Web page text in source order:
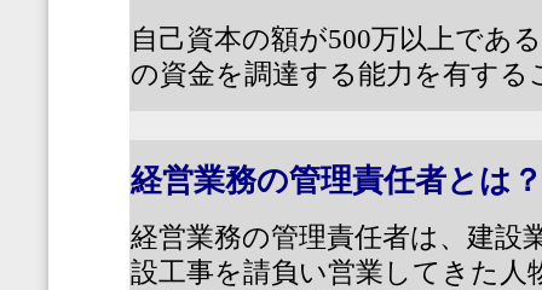
自己資本の額が500万以上であ
の資金を調達する能力を有する
経営業務の管理責任者とは
経営業務の管理責任者は、建設
設工事を請負い営業してきた人